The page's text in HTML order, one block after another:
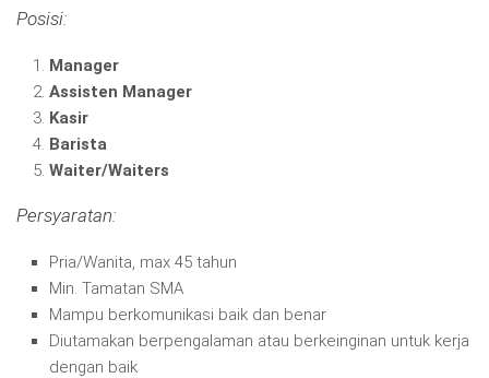
Posisi:
Manager
Assisten Manager
Kasir
Barista
Waiter/Waiters
Persyaratan:
Pria/Wanita, max 45 tahun
Min. Tamatan SMA
Mampu berkomunikasi baik dan benar
Diutamakan berpengalaman atau berkeinginan untuk kerja
dengan baik